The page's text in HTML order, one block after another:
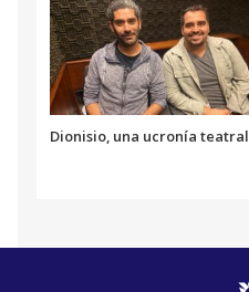
Dionisio, una ucronía teatral